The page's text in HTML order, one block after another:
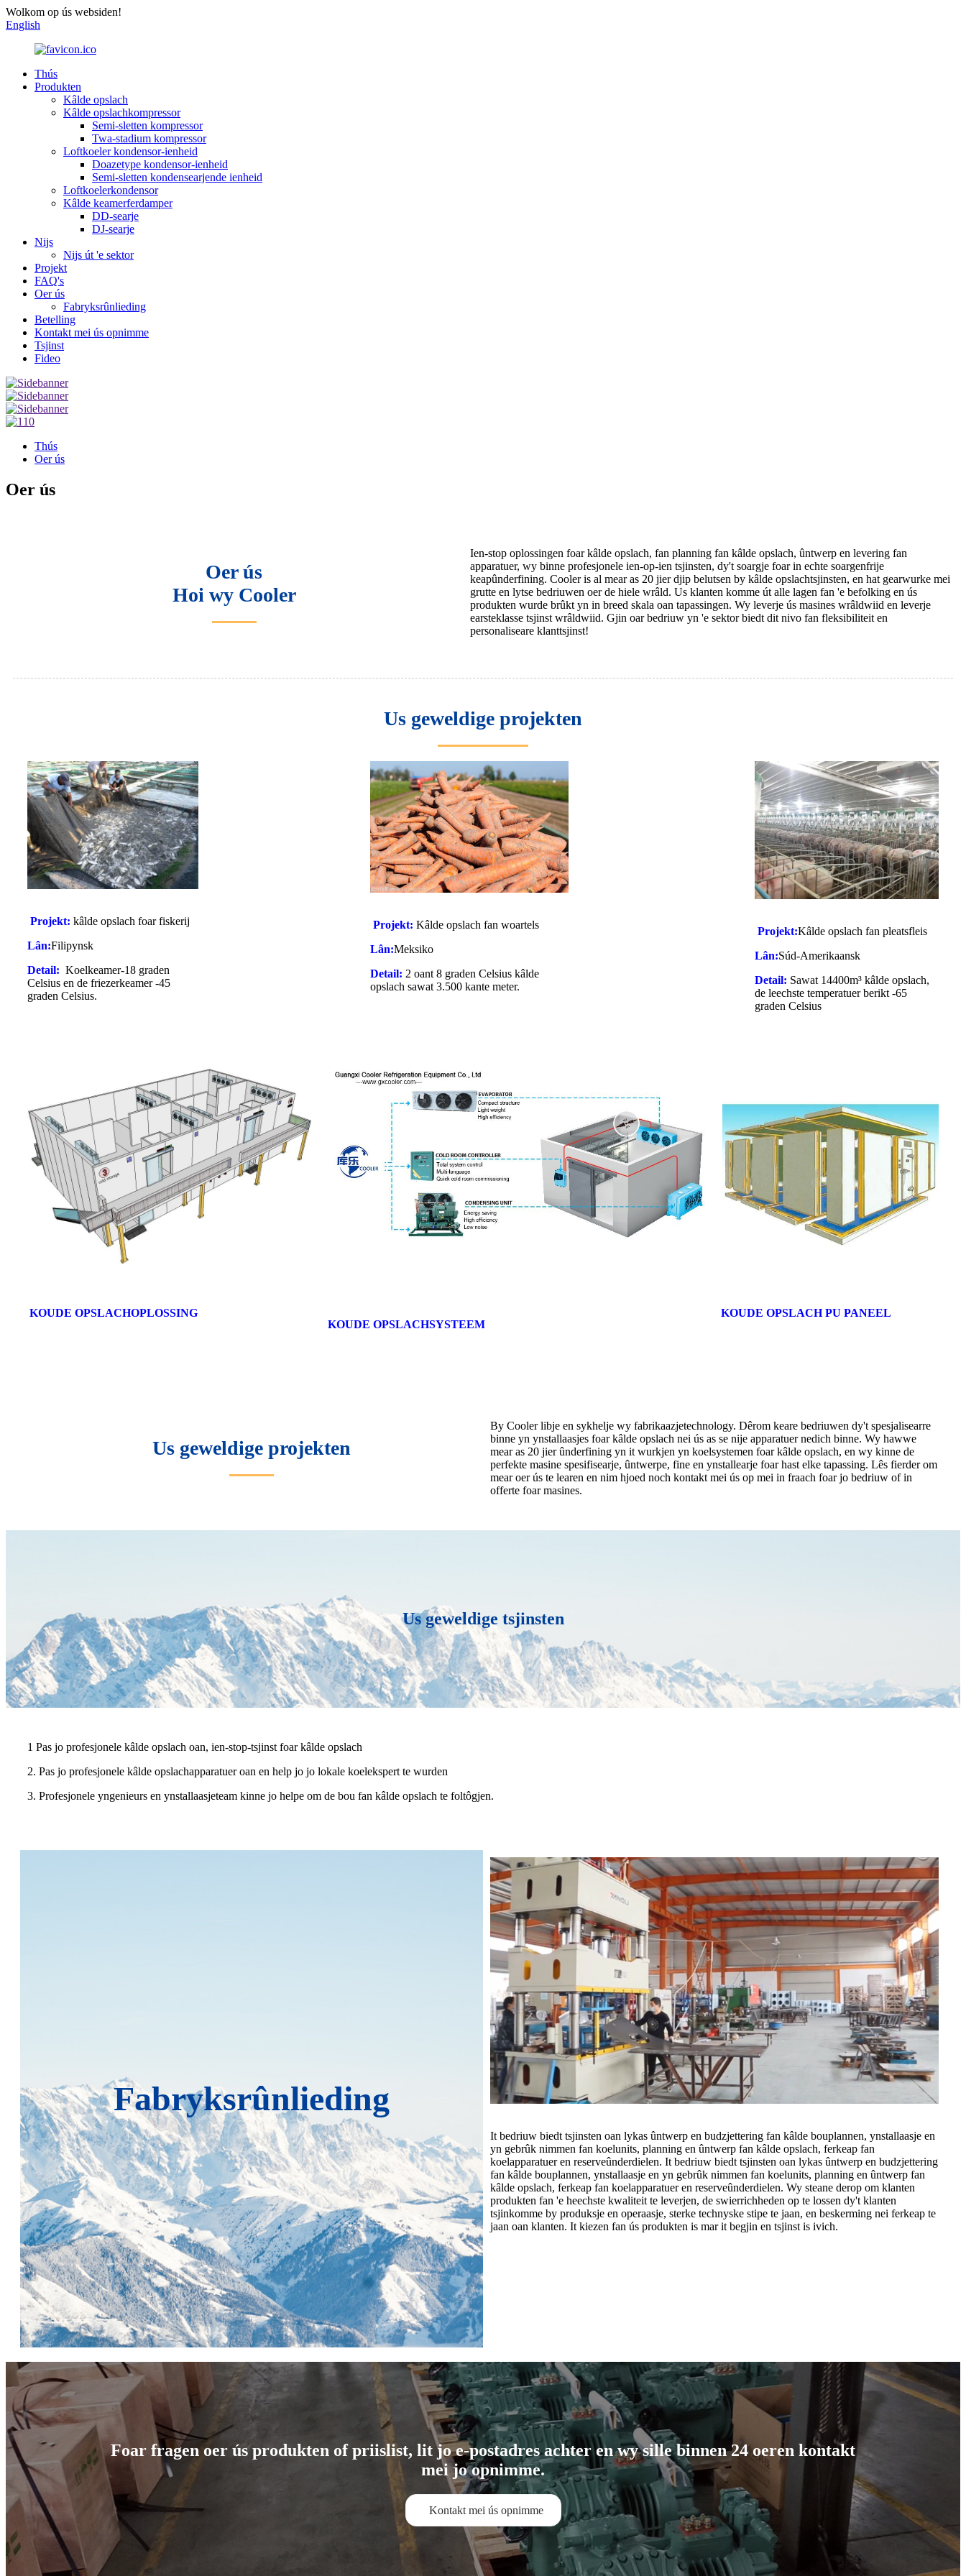
Wolkom op ús websiden!
English
Thús
Produkten
Kâlde opslach
Kâlde opslachkompressor
Semi-sletten kompressor
Twa-stadium kompressor
Loftkoeler kondensor-ienheid
Doazetype kondensor-ienheid
Semi-sletten kondensearjende ienheid
Loftkoelerkondensor
Kâlde keamerferdamper
DD-searje
DJ-searje
Nijs
Nijs út 'e sektor
Projekt
FAQ's
Oer ús
Fabryksrûnlieding
Betelling
Kontakt mei ús opnimme
Tsjinst
Fideo
Thús
Oer ús
Oer ús
Oer ús
Hoi wy Cooler
Ien-stop oplossingen foar kâlde opslach, fan planning fan kâlde opslach, ûntwerp en levering fan
apparatuer, wy binne profesjonele ien-op-ien tsjinsten, dy't soargje foar in echte soargenfrije
keapûnderfining. Cooler is al mear as 20 jier djip belutsen by kâlde opslachtsjinsten, en hat gearwurke mei
grutte en lytse bedriuwen oer de hiele wrâld. Us klanten komme út alle lagen fan 'e befolking en ús
produkten wurde brûkt yn in breed skala oan tapassingen. Wy leverje ús masines wrâldwiid en leverje
earsteklasse tsjinst wrâldwiid. Gjin oar bedriuw yn 'e sektor biedt dit nivo fan fleksibiliteit en
personaliseare klanttsjinst!
Us geweldige projekten
Projekt: kâlde opslach foar fiskerij
Lân:Filipynsk
Detail: Koelkeamer-18 graden
Celsius en de friezerkeamer -45
graden Celsius.
Projekt: Kâlde opslach fan woartels
Lân:Meksiko
Detail: 2 oant 8 graden Celsius kâlde
opslach sawat 3.500 kante meter.
Projekt:Kâlde opslach fan pleatsfleis
Lân:Súd-Amerikaansk
Detail: Sawat 14400m³ kâlde opslach,
de leechste temperatuer berikt -65
graden Celsius
KOUDE OPSLACHOPLOSSING
KOUDE OPSLACHSYSTEEM
KOUDE OPSLACH PU PANEEL
Us geweldige projekten
By Cooler libje en sykhelje wy fabrikaazjetechnology. Dêrom keare bedriuwen dy't spesjalisearre
binne yn ynstallaasjes foar kâlde opslach nei ús as se nije apparatuer nedich binne. Wy hawwe
mear as 20 jier ûnderfining yn it wurkjen yn koelsystemen foar kâlde opslach, en wy kinne de
perfekte masine spesifisearje, ûntwerpe, fine en ynstallearje foar hast elke tapassing. Lês fierder om
mear oer ús te learen en nim hjoed noch kontakt mei ús op mei in fraach foar jo bedriuw of in
offerte foar masines.
Us geweldige tsjinsten
1 Pas jo profesjonele kâlde opslach oan, ien-stop-tsjinst foar kâlde opslach
2. Pas jo profesjonele kâlde opslachapparatuer oan en help jo jo lokale koelekspert te wurden
3. Profesjonele yngenieurs en ynstallaasjeteam kinne jo helpe om de bou fan kâlde opslach te foltôgjen.
Fabryksrûnlieding
It bedriuw biedt tsjinsten oan lykas ûntwerp en budzjettering fan kâlde bouplannen, ynstallaasje en
yn gebrûk nimmen fan koelunits, planning en ûntwerp fan kâlde opslach, ferkeap fan
koelapparatuer en reserveûnderdielen. It bedriuw biedt tsjinsten oan lykas ûntwerp en budzjettering
fan kâlde bouplannen, ynstallaasje en yn gebrûk nimmen fan koelunits, planning en ûntwerp fan
kâlde opslach, ferkeap fan koelapparatuer en reserveûnderdielen. Wy steane derop om klanten
produkten fan 'e heechste kwaliteit te leverjen, de swierrichheden op te lossen dy't klanten
tsjinkomme by produksje en operaasje, sterke technyske stipe te jaan, en beskerming nei ferkeap te
jaan oan klanten. It kiezen fan ús produkten is mar it begjin en tsjinst is ivich.
Foar fragen oer ús produkten of priislist, lit jo e-postadres achter en wy sille binnen 24 oeren kontakt
mei jo opnimme.
Kontakt mei ús opnimme